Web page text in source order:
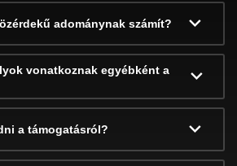
adománynak számít?
vonatkoznak egyébként a
a támogatásról?